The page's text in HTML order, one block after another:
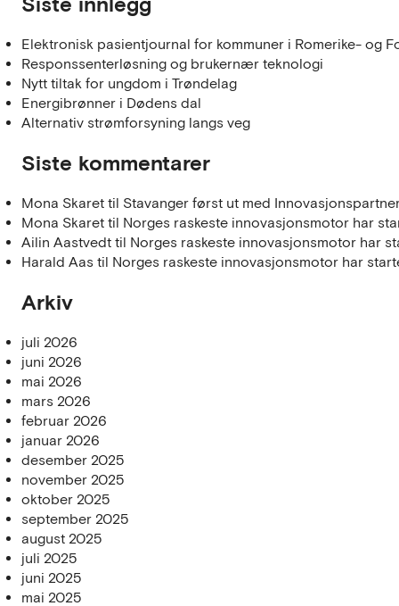
Elektronisk pasientjournal for kommuner i Romerike- og
Responssenterløsning og brukernær teknologi
Nytt tiltak for ungdom i Trøndelag
Energibrønner i Dødens dal
Alternativ strømforsyning langs veg
Siste kommentarer
Mona Skaret til Stavanger først ut med
Mona Skaret til Norges raskeste innovasjonsmotor har
Ailin Aastvedt til Norges raskeste innovasjonsmotor har
Harald Aas til Norges raskeste innovasjonsmotor har
Arkiv
juli 2026
juni 2026
mai 2026
mars 2026
februar 2026
januar 2026
desember 2025
november 2025
oktober 2025
september 2025
august 2025
juli 2025
juni 2025
mai 2025